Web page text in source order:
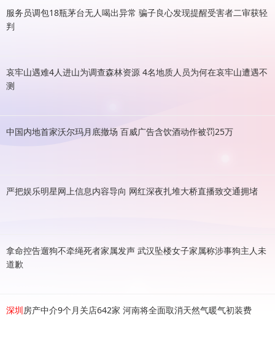
服务员调包18瓶茅台无人喝出异常 骗子良心发现提醒受害者二审获轻
判
哀牢山遇难4人进山为调查森林资源 4名地质人员为何在哀牢山遭遇不
测
中国内地首家沃尔玛月底撤场 百威广告含饮酒动作被罚25万
严把娱乐明星网上信息内容导向 网红深夜扎堆大桥直播致交通拥堵
拿命控告遛狗不牵绳死者家属发声 武汉坠楼女子家属称涉事狗主人未
道歉
深圳房产中介9个月关店642家 河南将全面取消天然气暖气初装费